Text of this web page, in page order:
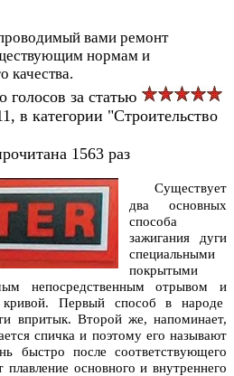
вами ремонт
нормам и
качества.
голосов за статью
в категории "Строительство
1563 раз
Существует
два основных
способа
зажигания дуги
специальными
покрытыми
непосредственным отрывом и
Первый способ в народе
впритык. Второй же, напоминает,
спичка и поэтому его называют
быстро после соответствующего
плавление основного и внутреннего